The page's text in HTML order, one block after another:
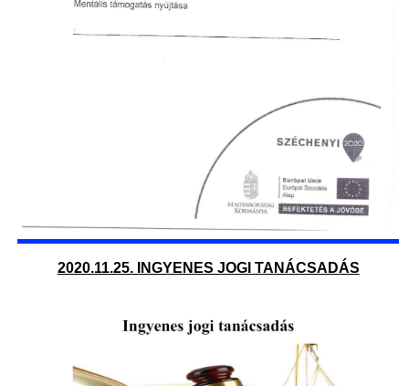
2020.11.25. INGYENES JOGI TANÁCSADÁS